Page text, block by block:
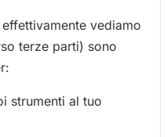
vediamo
terze parti) sono
strumenti al tuo